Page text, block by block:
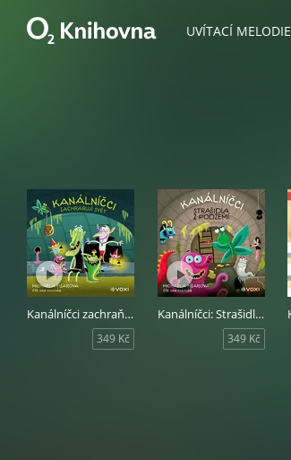
UVÍTACÍ MELODIE
Kanálníčci zachraňují svět
349 Kč
Kanálníčci: Strašidla z podzemí
349 Kč